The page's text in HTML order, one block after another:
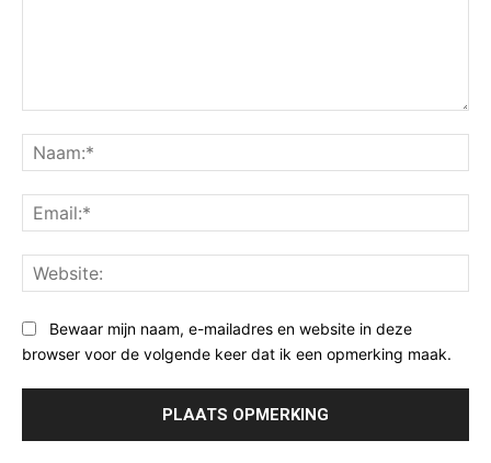
Bewaar mijn naam, e-mailadres en website in deze
browser voor de volgende keer dat ik een opmerking maak.